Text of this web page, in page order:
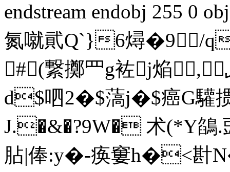
endstream endobj 255 0
氮噈貮Q`}6燖�9/q
#(繋擲罒g袏j焔
d$呬2�$薃j�$癌G驩掼
J.�&�?9W� 术(*Y鵮
胋|俸:y�-痪窶h�<卙